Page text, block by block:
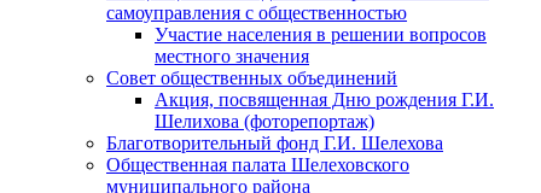
самоуправления с общественностью
Участие населения в решении вопросов
местного значения
Совет общественных объединений
Акция, посвященная Дню рождения Г.И.
Шелихова (фоторепортаж)
Благотворительный фонд Г.И. Шелехова
Общественная палата Шелеховского
муниципального района